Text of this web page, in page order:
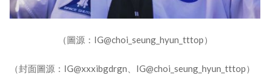
（圖源：IG@choi_seung_hyun_tttop）
（封面圖源：IG@xxxibgdrgn、IG@choi_seung_hyun_tttop）